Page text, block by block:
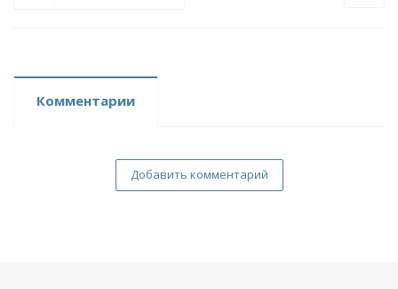
Комментарии
Добавить комментарий